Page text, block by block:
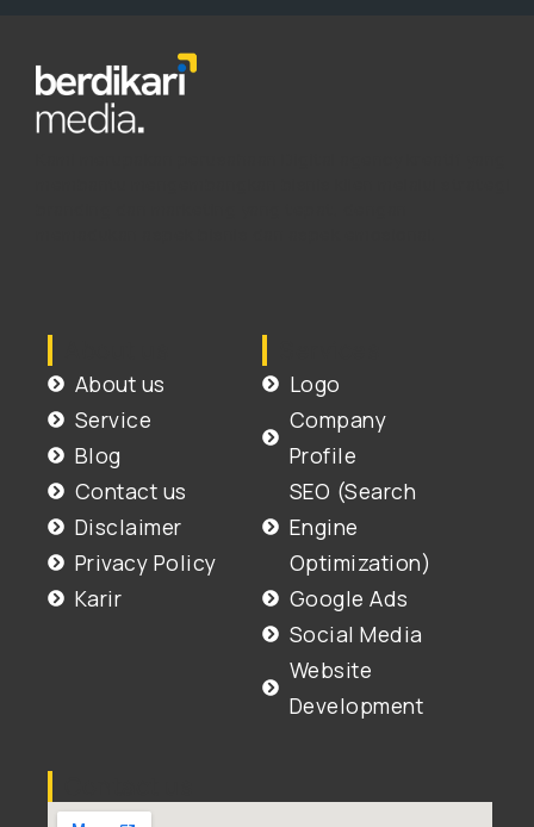
About us
Service
Blog
Contact us
Disclaimer
Privacy Policy
Karir
Logo
Company
Profile
SEO (Search
Engine
Optimization)
Google Ads
Social Media
Website
Development